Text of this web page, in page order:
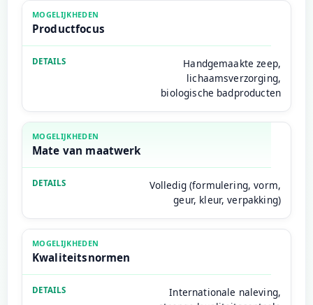
Productfocus
Handgemaakte zeep,
lichaamsverzorging,
biologische badproducten
Mate van maatwerk
Volledig (formulering, vorm,
geur, kleur, verpakking)
Kwaliteitsnormen
Internationale naleving,